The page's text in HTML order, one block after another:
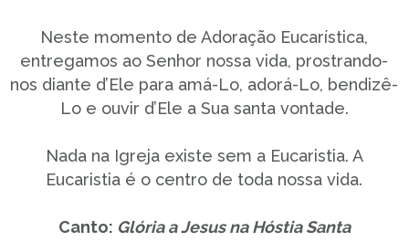
Neste momento de Adoração Eucarística,
entregamos ao Senhor nossa vida, prostrando-
nos diante d’Ele para amá-Lo, adorá-Lo, bendizê-
Lo e ouvir d’Ele a Sua santa vontade.
Nada na Igreja existe sem a Eucaristia. A
Eucaristia é o centro de toda nossa vida.
Canto: Glória a Jesus na Hóstia Santa